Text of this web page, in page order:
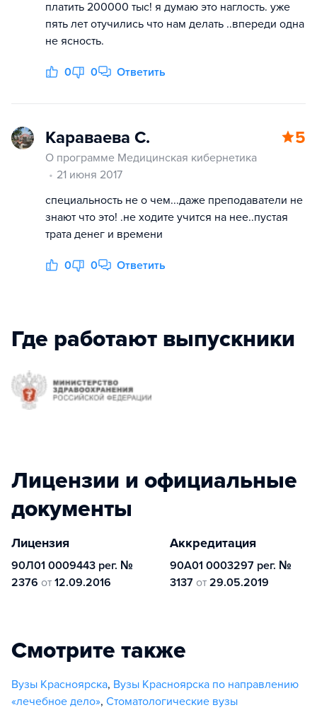
платить 200000 тыс! я думаю это наглость. уже
пять лет отучились что нам делать ..впереди одна
не ясность.
0 0 Ответить
Караваева С. 5
О программе Медицинская кибернетика
21 июня 2017
специальность не о чем...даже преподаватели не
знают что это! .не ходите учится на нее..пустая
трата денег и времени
0 0 Ответить
Где работают выпускники
Лицензии и официальные
документы
Лицензия
90Л01 0009443 рег. №
2376 от 12.09.2016
Аккредитация
90А01 0003297 рег. №
3137 от 29.05.2019
Смотрите также
Вузы Красноярска, Вузы Красноярска по направлению
«лечебное дело», Стоматологические вузы